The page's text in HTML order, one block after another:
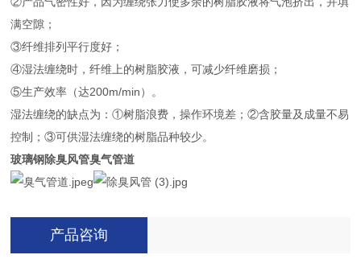
满空隙；
③纤维排列平行度好；
④湿法缠绕时，纤维上的树脂胶液，可减少纤维磨损；
⑤生产效率（达200m/min）。
湿法缠绕的缺点为：①树脂浪费，操作环境差；②含胶量及成量不易
控制；③可供湿法缠绕的树脂品种较少。
玻璃钢除臭风管臭气管道
产品咨询